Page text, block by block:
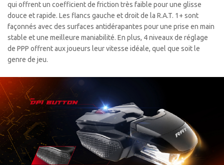
qui offrent un coefficient de friction très faible pour une glisse
douce et rapide. Les flancs gauche et droit de la R.A.T. 1+ sont
façonnés avec des surfaces antidérapantes pour une prise en main
stable et une meilleure maniabilité. En plus, 4 niveaux de réglage
de PPP offrent aux joueurs leur vitesse idéale, quel que soit le
genre de jeu.